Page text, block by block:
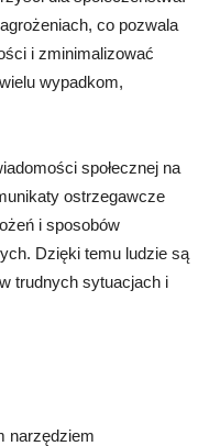
co pozwala
i zminimalizować
wypadkom,
społecznej na
ostrzegawcze
i sposobów
Dzięki temu ludzie są
trudnych sytuacjach i
narzędziem